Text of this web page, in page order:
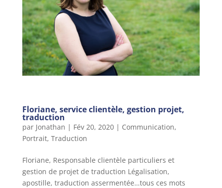
Floriane, service clientèle, gestion projet,
traduction
par Jonathan | Fév 20, 2020| Communication,
Portrait, Traduction
Floriane, Responsable clientèle particuliers et
gestion de projet de traduction Légalisation,
apostille, traduction assermentée…tous ces mots